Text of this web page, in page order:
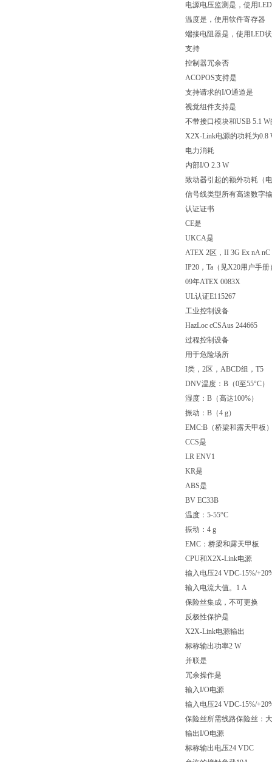
电源电压监测是，使用
温度是，使用软件寄存器
端接电阻器是，使用LED
支持
控制器冗余否
ACOPOS支持是
支持请求的I/O通道是
视觉组件支持是
不带接口模块和USB 5.1
X2X-Link电源的功耗为0.8
电力消耗
内部I/O 2.3 W
致动器引起的额外功耗（
信号线类型所有高速数字
认证证书
CE是
UKCA是
ATEX 2区，II 3G Ex nA
IP20，Ta（见X20用户手册
09年ATEX 0083X
UL认证E115267
工业控制设备
HazLoc cCSAus 244665
过程控制设备
用于危险场所
I类，2区，ABCD组，T5
DNV温度：B（0至55°C）
湿度：B（高达100%）
振动：B（4 g）
EMC:B（桥梁和露天甲板
CCS是
LR ENV1
KR是
ABS是
BV EC33B
温度：5-55°C
振动：4 g
EMC：桥梁和露天甲板
CPU和X2X-Link电源
输入电压24 VDC-15%/
输入电流大值。1 A
保险丝集成，不可更换
反极性保护是
X2X-Link电源输出
标称输出功率2 W
并联是
冗余操作是
输入I/O电源
输入电压24 VDC-15%/
保险丝所需线路保险丝：
输出I/O电源
标称输出电压24 VDC